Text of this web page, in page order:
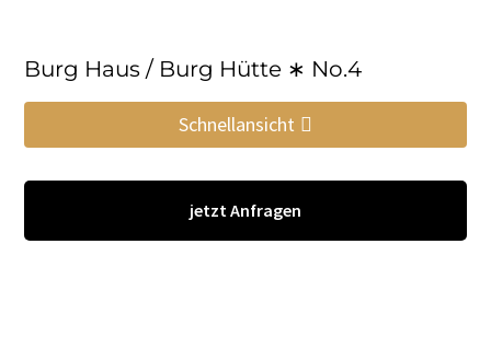
Burg Haus / Burg Hütte ∗ No.4
Schnellansicht
jetzt Anfragen